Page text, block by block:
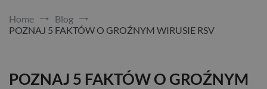
Home
Blog
POZNAJ 5 FAKTÓW O GROŹNYM WIRUSIE RSV
POZNAJ 5 FAKTÓW O GROŹNYM